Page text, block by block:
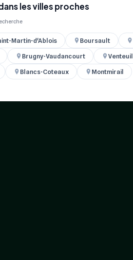
les villes proches
Martin-d'Ablois Boursault
Brugny-Vaudancourt Venteuil
Blancs-Coteaux Montmirail